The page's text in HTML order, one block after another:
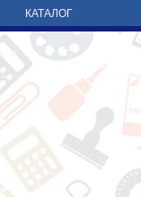
КАТАЛОГ